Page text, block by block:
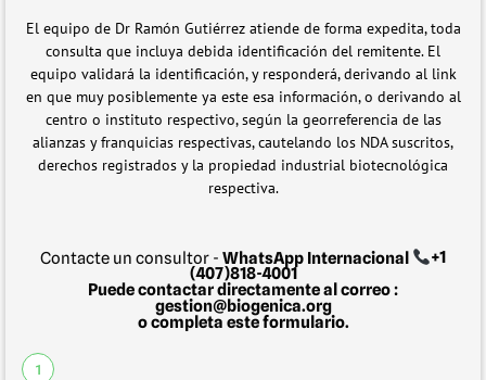
El equipo de Dr Ramón Gutiérrez atiende de forma expedita, toda
consulta que incluya debida identificación del remitente. El
equipo validará la identificación, y responderá, derivando al link
en que muy posiblemente ya este esa información, o derivando al
centro o instituto respectivo, según la georreferencia de las
alianzas y franquicias respectivas, cautelando los NDA suscritos,
derechos registrados y la propiedad industrial biotecnológica
respectiva.
Contacte un consultor - WhatsApp Internacional
+1
(407)818-4001
Puede contactar directamente al correo :
gestion@biogenica.org
o completa este formulario.
1